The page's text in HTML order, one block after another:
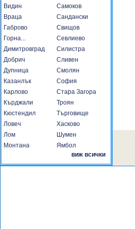
Видин
Враца
Габрово
Горна...
Димитровград
Добрич
Дупница
Казанлък
Карлово
Кърджали
Кюстендил
Ловеч
Лом
Монтана
Самоков
Сандански
Свищов
Севлиево
Силистра
Сливен
Смолян
София
Стара Загора
Троян
Търговище
Хасково
Шумен
Ямбол
виж всички